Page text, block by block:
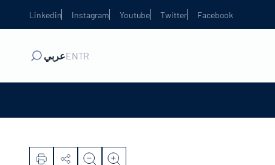
Facebook
Twitter
Youtube
Instagram
Linkedin
TR
ENعربي